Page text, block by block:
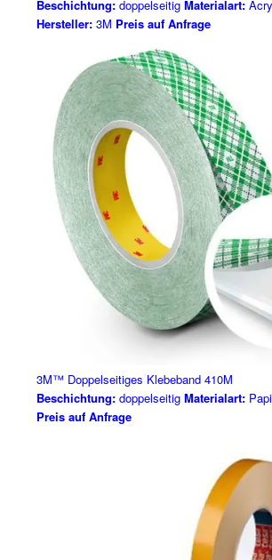
Beschichtung:doppelseitig Materialart:
Hersteller:3M Preis auf Anfrage
3M™ Doppelseitiges Klebeband 410M
Beschichtung:doppelseitig Materialart:
Preis auf Anfrage